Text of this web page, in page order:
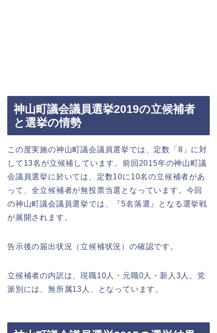
神山町議会議員選挙2019の立候補者
と選挙の情勢
この度実施の神山町議会議員選挙では、定数「8」に対
して13名が立候補しています。前回2015年の神山町議
会議員選挙に於いては、定数10に10名の立候補者があ
って、全立候補者が無投票当選となっています。今回
の神山町議会議員選挙では、『5名落選』となる選挙戦
が展開されます。
告示後の届出状況（立候補状況）の確認です。
立候補者の内訳は、現職10人・元職0人・新人3人。党
派別には、無所属13人、となっています。